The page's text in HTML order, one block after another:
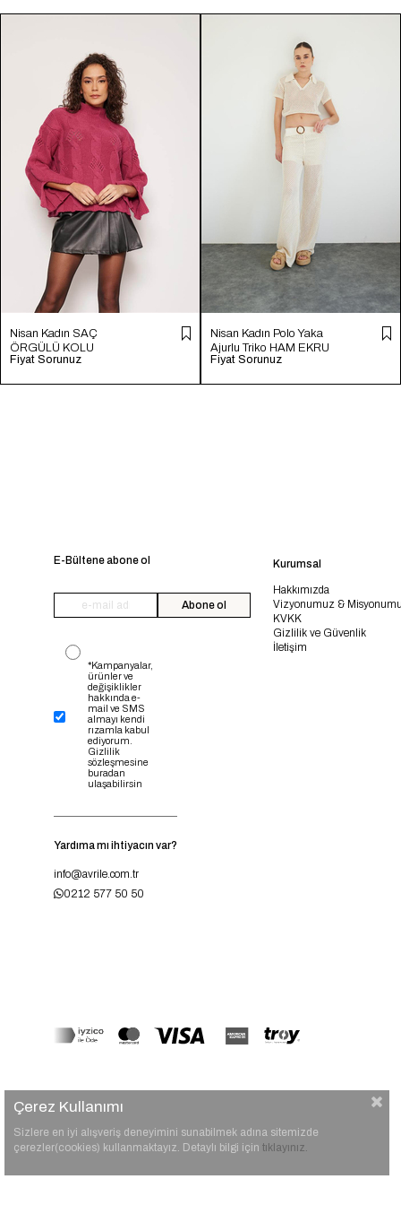
Nisan Kadın SAÇ
ÖRGÜLÜ KOLU
YIRTMAÇLI TRİKO
Fiyat Sorunuz
Nisan Kadın Polo Yaka
Ajurlu Triko HAM EKRU
TT4246-Z
Fiyat Sorunuz
E-Bültene abone ol
Abone ol
*Kampanyalar,
ürünler ve
değişiklikler
hakkında e-
mail ve SMS
almayı kendi
rızamla kabul
ediyorum.
Gizlilik
sözleşmesine
buradan
ulaşabilirsin
Yardıma mı ihtiyacın var?
info@avrile.com.tr
0212 577 50 50
Kurumsal
Hakkımızda
Vizyonumuz &
KVKK
Gizlilik ve Güvenlik
İletişim
Çerez Kullanımı
Sizlere en iyi alışveriş deneyimini sunabilmek adına sitemizde
çerezler(cookies) kullanmaktayız. Detaylı bilgi için tıklayınız.